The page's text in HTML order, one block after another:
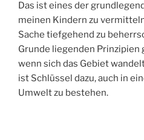
Das ist eines der
meinen Kindern zu
Sache tiefgehend zu
Grunde liegenden Prinzipien
wenn sich das Gebiet
ist Schlüssel dazu, auch in
Umwelt zu bestehen.